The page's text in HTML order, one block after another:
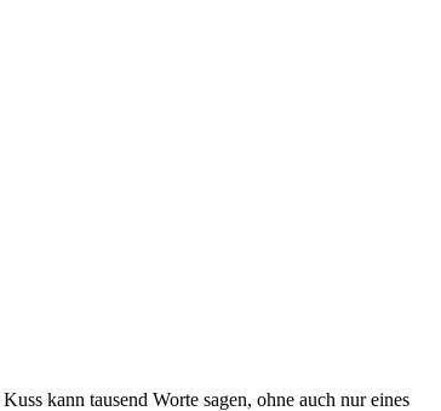
kann tausend Worte sagen, ohne auch nur eines